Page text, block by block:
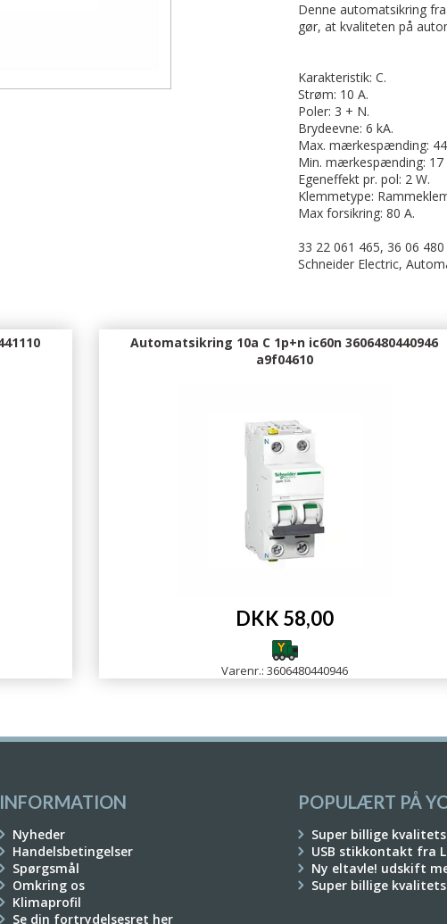
Denne automatsikring
gør, at kvaliteten på
Karakteristik: C.
Strøm: 10 A.
Poler: 3 + N.
Brydeevne: 6 kA.
Max. mærkespænding:
Min. mærkespænding: 17
Egeneffekt pr. pol: 2 W.
Klemmetype:
Max forsikring: 80 A.
33 22 061 465, 36 06
Schneider Electric,
Automatsikring 10a C 1p+n ic60n 3606480440946
a9f04610
DKK 58,00
Varenr.: 3606480440946
INFORMATION
Nyheder
Handelsbetingelser
Spørgsmål
Omkring os
Klimaprofil
Se din fortrydelsesret her
POPULÆRT PÅ
Super billige kvalitets
USB stikkontakt fra
Ny eltavle! udskift
Super billige